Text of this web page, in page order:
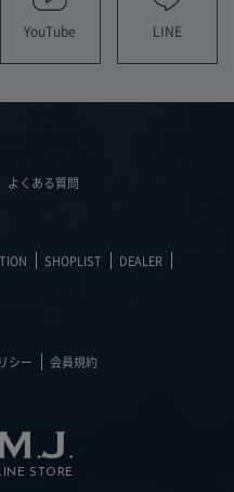
YouTube LINE
よくある質問
SHOPLIST
DEALER
シー 会員規約
STORE